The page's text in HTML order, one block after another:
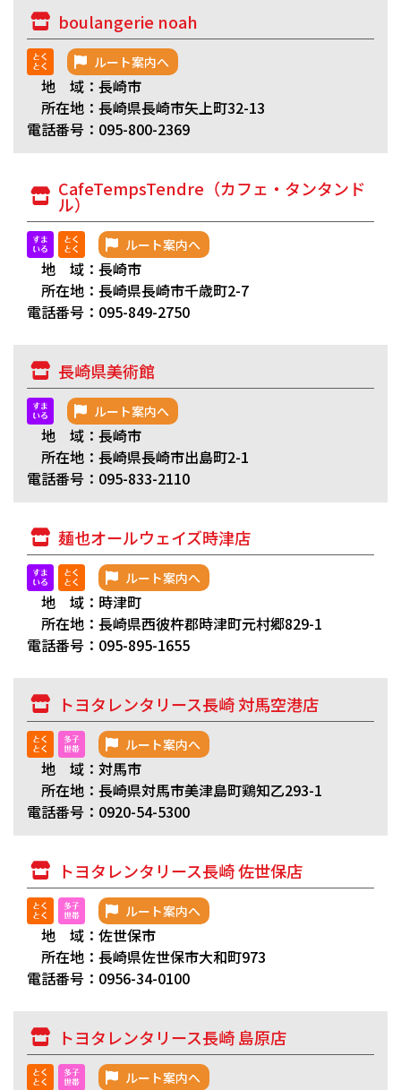
boulangerie noah
ルート案内へ
地 域：長崎市
所在地：長崎県長崎市矢上町32-13
電話番号：095-800-2369
CafeTempsTendre（カフェ・タンタンド
ル）
ルート案内へ
地 域：長崎市
所在地：長崎県長崎市千歳町2-7
電話番号：095-849-2750
長崎県美術館
ルート案内へ
地 域：長崎市
所在地：長崎県長崎市出島町2-1
電話番号：095-833-2110
麺也オールウェイズ時津店
ルート案内へ
地 域：時津町
所在地：長崎県西彼杵郡時津町元村郷829-1
電話番号：095-895-1655
トヨタレンタリース長崎 対馬空港店
ルート案内へ
地 域：対馬市
所在地：長崎県対馬市美津島町鶏知乙293-1
電話番号：0920-54-5300
トヨタレンタリース長崎 佐世保店
ルート案内へ
地 域：佐世保市
所在地：長崎県佐世保市大和町973
電話番号：0956-34-0100
トヨタレンタリース長崎 島原店
ルート案内へ